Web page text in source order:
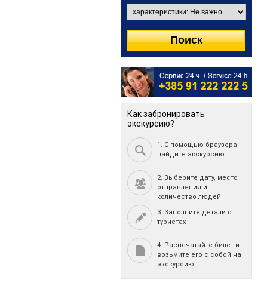
Как забронировать
экскурсию?
1. С помощью браузера
найдите экскурсию
2. Выберите дату, место
отправления и
количество людей
3. Заполните детали о
туристах
4. Распечатайте билет и
возьмите его с собой на
экскурсию